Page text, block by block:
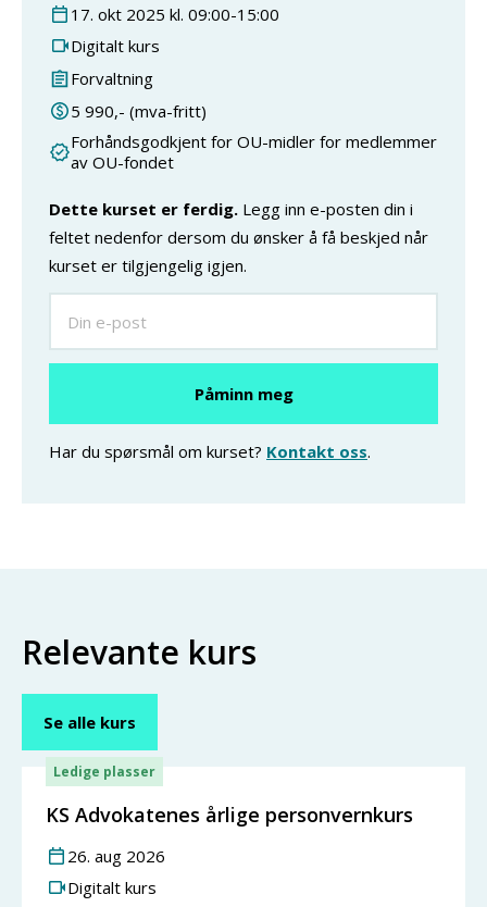
17. okt 2025 kl. 09:00-15:00
Digitalt kurs
Forvaltning
5 990,- (mva-fritt)
Forhåndsgodkjent for OU-midler for medlemmer
av OU-fondet
Dette kurset er ferdig. Legg inn e-posten din i
feltet nedenfor dersom du ønsker å få beskjed når
kurset er tilgjengelig igjen.
Har du spørsmål om kurset? Kontakt oss.
Relevante kurs
Se alle kurs
Ledige plasser
KS Advokatenes årlige personvernkurs
26. aug 2026
Digitalt kurs